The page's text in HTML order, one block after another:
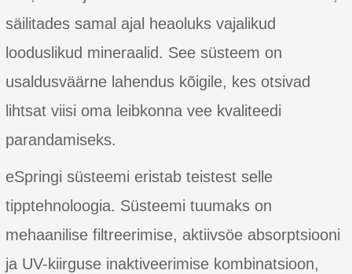
säilitades samal ajal heaoluks vajalikud
looduslikud mineraalid. See süsteem on
usaldusväärne lahendus kõigile, kes otsivad
lihtsat viisi oma leibkonna vee kvaliteedi
parandamiseks.
eSpringi süsteemi eristab teistest selle
tipptehnoloogia. Süsteemi tuumaks on
mehaanilise filtreerimise, aktiivsöe absorptsiooni
ja UV-kiirguse inaktiveerimise kombinatsioon,